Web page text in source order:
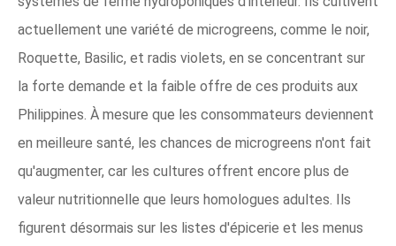
actuellement une variété de microgreens, comme le noir,
Roquette, Basilic, et radis violets, en se concentrant sur
la forte demande et la faible offre de ces produits aux
Philippines. À mesure que les consommateurs deviennent
en meilleure santé, les chances de microgreens n'ont fait
qu'augmenter, car les cultures offrent encore plus de
valeur nutritionnelle que leurs homologues adultes. Ils
figurent désormais sur les listes d'épicerie et les menus